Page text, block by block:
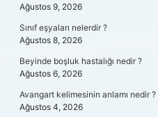
Ağustos 9, 2026
Sınıf eşyaları nelerdir ?
Ağustos 8, 2026
Beyinde boşluk hastalığı nedir ?
Ağustos 6, 2026
Avangart kelimesinin anlamı nedir ?
Ağustos 4, 2026